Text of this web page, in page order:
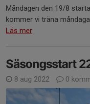
Måndagen den 19/8
kommer vi träna
Läs mer
Säsongsstart
8 aug 2022 0